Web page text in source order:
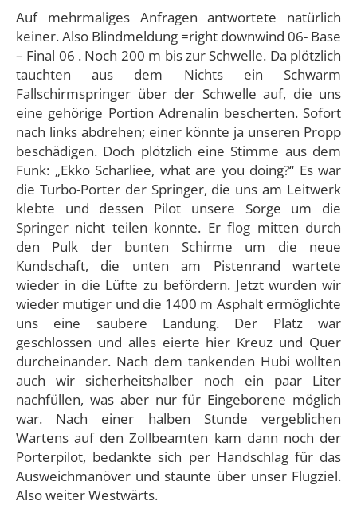
Auf mehrmaliges Anfragen antwortete natürlich
keiner. Also Blindmeldung =right downwind 06- Base
– Final 06 . Noch 200 m bis zur Schwelle. Da plötzlich
tauchten aus dem Nichts ein Schwarm
Fallschirmspringer über der Schwelle auf, die uns
eine gehörige Portion Adrenalin bescherten. Sofort
nach links abdrehen; einer könnte ja unseren Propp
beschädigen. Doch plötzlich eine Stimme aus dem
Funk: „Ekko Scharliee, what are you doing?“ Es war
die Turbo-Porter der Springer, die uns am Leitwerk
klebte und dessen Pilot unsere Sorge um die
Springer nicht teilen konnte. Er flog mitten durch
den Pulk der bunten Schirme um die neue
Kundschaft, die unten am Pistenrand wartete
wieder in die Lüfte zu befördern. Jetzt wurden wir
wieder mutiger und die 1400 m Asphalt ermöglichte
uns eine saubere Landung. Der Platz war
geschlossen und alles eierte hier Kreuz und Quer
durcheinander. Nach dem tankenden Hubi wollten
auch wir sicherheitshalber noch ein paar Liter
nachfüllen, was aber nur für Eingeborene möglich
war. Nach einer halben Stunde vergeblichen
Wartens auf den Zollbeamten kam dann noch der
Porterpilot, bedankte sich per Handschlag für das
Ausweichmanöver und staunte über unser Flugziel.
Also weiter Westwärts.